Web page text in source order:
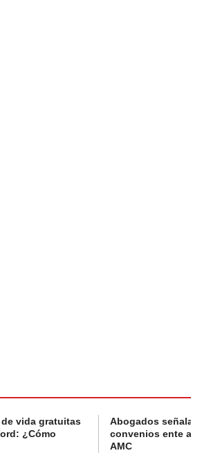
vida gratuitas
¿Cómo
Abogados
convenios ente
AMC